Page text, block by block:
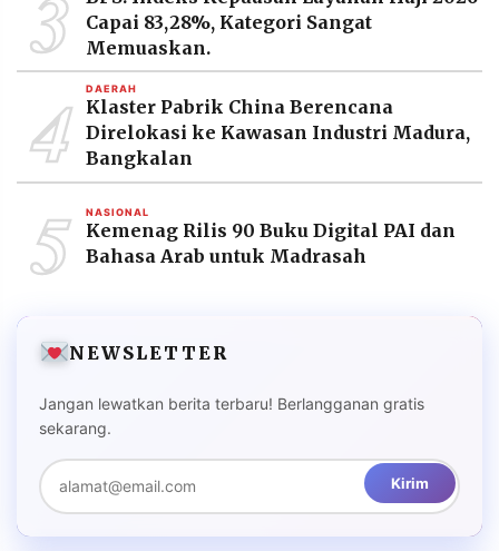
Capai 83,28%, Kategori Sangat
Memuaskan.
4 DAERAH
Klaster Pabrik China Berencana
Direlokasi ke Kawasan Industri Madura,
Bangkalan
5 NASIONAL
Kemenag Rilis 90 Buku Digital PAI dan
Bahasa Arab untuk Madrasah
NEWSLETTER
Jangan lewatkan berita terbaru! Berlangganan gratis
sekarang.
Kirim